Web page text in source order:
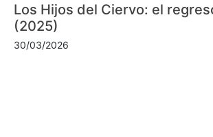
Los Hijos del Ciervo: el
(2025)
30/03/2026